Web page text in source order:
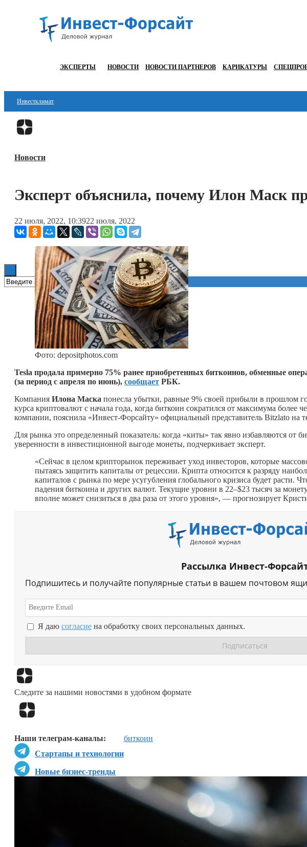
ЭКСПЕРТЫ НОВОСТИ НОВОСТИ ПАРТНЕРОВ КАРИКАТУРЫ
Инвестклимат
Финансы
Блокчейн
ESG
Новости
Эксперт объяснила, почему Илон Маск
22 июля, 2022, 10:3922 июля, 2022
Фото: depositphotos.com
Tesla продала примерно 75% ранее приобретенных биткоинов, обменные
(за период с апреля по июнь), сообщает РБК.
Компания Илона Маска понесла убытки, равные 9% своей прибыли в прошлом
курса криптовалют с начала года, когда биткоин сократился от максимума
компании, пояснила «Инвест-Форсайту» официальный представитель Bitzlato на
Для рынка это определенный показатель: когда «киты» так явно избавляются от
уверенности в инвестиционной выгоде монеты, подчеркивает эксперт.
«Сейчас в целом крипторынок переживает уход инвесторов, которые
пытаясь защитить капиталы от рецессии. Крипта относится к разряду
капиталов с рынка по мере усугубления глобального кризиса будет расти.
падения биткоина и других валют. Текущие уровни в 22–$23 тысяч за
вполне может снизиться в два раза от этого уровня», — прогнозирует
Рассылка Инвест-
Подпишитесь и получайте популярные статьи в вашем почтовом
Я даю согласие на обработку своих персональных данных.
Следите за нашими новостями в удобном формате
Наши телеграм-каналы:
Стартапы и технологии
Новые бизнес-тренды
биткоин